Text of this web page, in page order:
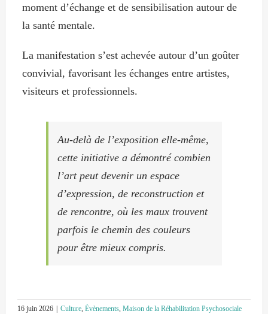
moment d’échange et de sensibilisation autour de
la santé mentale.
La manifestation s’est achevée autour d’un goûter
convivial, favorisant les échanges entre artistes,
visiteurs et professionnels.
Au-delà de l’exposition elle-même,
cette initiative a démontré combien
l’art peut devenir un espace
d’expression, de reconstruction et
de rencontre, où les maux trouvent
parfois le chemin des couleurs
pour être mieux compris.
16 juin 2026 | Culture Évènements Maison de la Réhabilitation Psychosociale